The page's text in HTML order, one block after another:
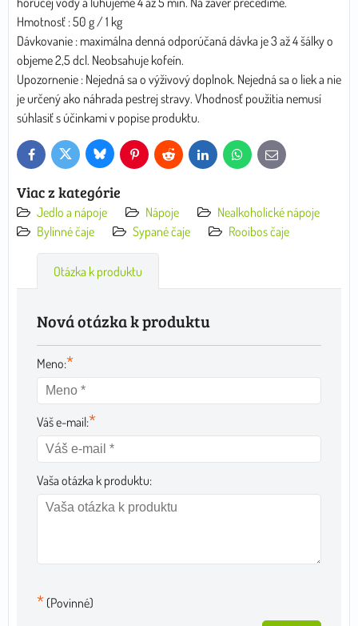
Hmotnosť : 50 g / 1 kg
Dávkovanie : maximálna denná odporúčaná dávka je 3 až 4 šálky o
objeme 2,5 dcl. Neobsahuje kofeín.
Upozornenie : Nejedná sa o výživový doplnok. Nejedná sa o liek a nie
je určený ako náhrada pestrej stravy. Vhodnosť použitia nemusí
súhlasiť s účinkami v popise produktu.
FacebookTwitter Bluesky PinterestReddit LinkedInWhatsApp
E-
mail
Viac z kategórie
Jedlo a nápoje Nápoje
Nealkoholické nápoje
Bylinné čaje
Sypané čaje Rooibos čaje
Otázka k produktu
Nová otázka k produktu
Meno:*
Váš e-mail:*
Vaša otázka k produktu:
* (Povinné)